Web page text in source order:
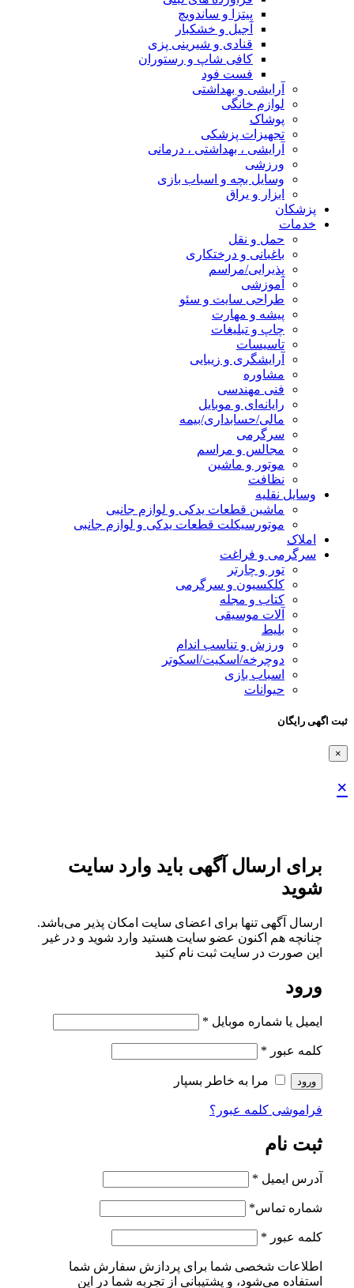
پیتزا و ساندویچ
آجیل و خشکبار
قنادی و شیرینی پزی
کافی شاپ و رستوران
فست فود
آرایشی و بهداشتی
لوازم خانگی
پوشاک
تجهیزات پزشکی
آرایشی ، بهداشتی ، درمانی
ورزشی
وسایل بچه و اسباب بازی
ابزار و یراق
پزشکان
خدمات
حمل و نقل
باغبانی و درختکاری
پذیرایی/مراسم
آموزشی
طراحی سایت و سئو
پیشه و مهارت
چاپ و تبلیغات
تاسیسات
آرایشگری و زیبایی
مشاوره
فنی مهندسی
رایانه‌ای و موبایل
مالی/حسابداری/بیمه
سرگرمی
مجالس و مراسم
موتور و ماشین
نظافت
وسایل نقلیه
ماشین قطعات یدکی و لوازم جانبی
موتورسیکلت قطعات یدکی و لوازم جانبی
املاک
سرگرمی و فراغت
تور و چارتر
کلکسیون و سرگرمی
کتاب و مجله
آلات موسیقی
بلیط
ورزش و تناسب اندام
دوچرخه/اسکیت/اسکوتر
اسباب‌ بازی
حیوانات
ثبت اگهی رایگان
×
×
برای ارسال آگهی باید وارد سایت
شوید
ارسال آگهی تنها برای اعضای سایت امکان پذیر می‌باشد.
چنانچه هم‌ اکنون عضو سایت هستید وارد شوید و در غیر
این صورت در سایت ثبت نام کنید
ورود
ایمیل یا شماره موبایل *
کلمه عبور *
ورود مرا به خاطر بسپار
فراموشی کلمه عبور؟
ثبت نام
آدرس ایمیل *
شماره تماس*
کلمه عبور *
اطلاعات شخصی شما برای پردازش سفارش شما
استفاده می‌شود، و پشتیبانی از تجربه شما در این